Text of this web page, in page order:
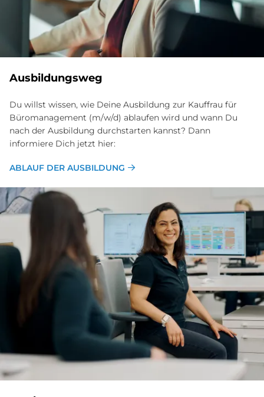
Aus­bil­dungs­weg
Du willst wissen, wie Deine Ausbildung zur Kauffrau für
Büromanagement (m/w/d) ablaufen wird und wann Du
nach der Ausbildung durchstarten kannst? Dann
informiere Dich jetzt hier:
ABLAUF DER AUSBILDUNG